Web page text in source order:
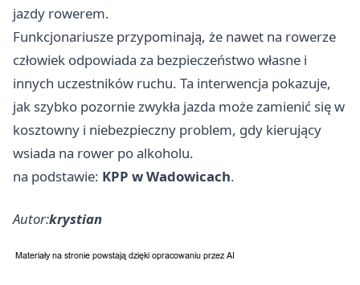
jazdy rowerem.
Funkcjonariusze przypominają, że nawet na rowerze
człowiek odpowiada za bezpieczeństwo własne i
innych uczestników ruchu. Ta interwencja pokazuje,
jak szybko pozornie zwykła jazda może zamienić się w
kosztowny i niebezpieczny problem, gdy kierujący
wsiada na rower po alkoholu.
na podstawie: KPP w Wadowicach.
Autor:krystian